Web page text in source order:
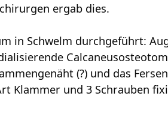
ergab dies.
in Schwelm durchgeführt:
(?) und das
Klammer und 3 Schrauben